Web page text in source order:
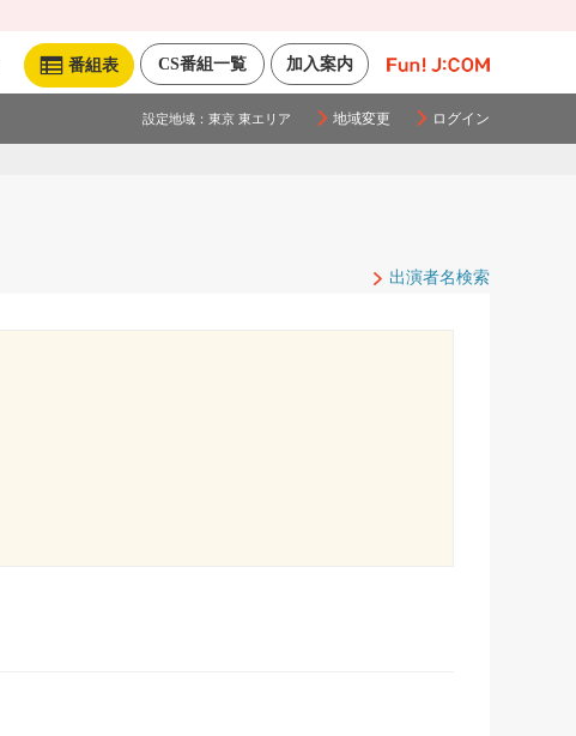
加入案内
CS番組一覧
番組表
設定地域： 東京 東エリア 地域変更 ログイン
出演者名検索